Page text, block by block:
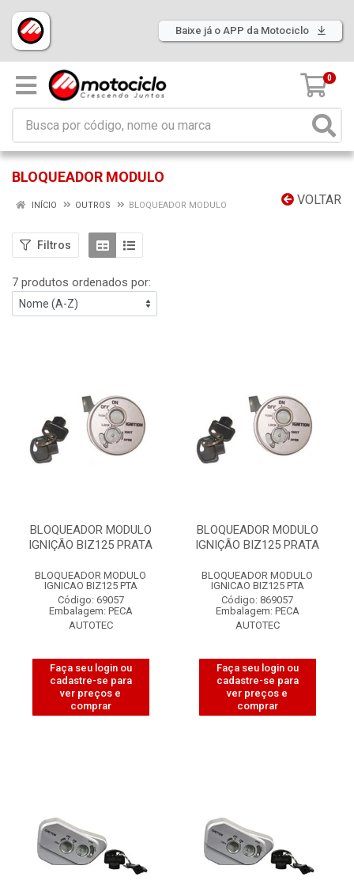
Baixe já o APP da Motociclo
0
BLOQUEADOR MODULO
VOLTAR
INÍCIO OUTROS BLOQUEADOR MODULO
Filtros
7 produtos ordenados por:
BLOQUEADOR MODULO
IGNIÇÃO BIZ125 PRATA
BLOQUEADOR MODULO
IGNICAO BIZ125 PTA
Código: 69057
Embalagem: PECA
AUTOTEC
Faça seu login ou
cadastre-se para
ver preços e
comprar
BLOQUEADOR MODULO
IGNIÇÃO BIZ125 PRATA
BLOQUEADOR MODULO
IGNICAO BIZ125 PTA
Código: 869057
Embalagem: PECA
AUTOTEC
Faça seu login ou
cadastre-se para
ver preços e
comprar